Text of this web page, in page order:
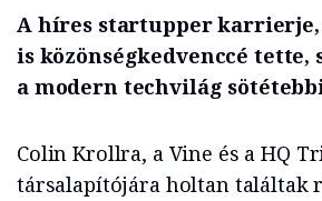
A híres startupper
is közönségkedvenccé tette,
a modern techvilág
Colin Krollra, a Vine és a HQ
társalapítójára holtan találtak